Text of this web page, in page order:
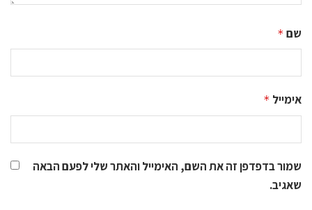
שם *
אימייל *
שמור בדפדפן זה את השם, האימייל והאתר שלי לפעם הבאה
שאגיב.